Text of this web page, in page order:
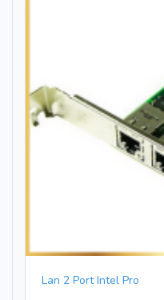
Lan 2 Port Intel Pro